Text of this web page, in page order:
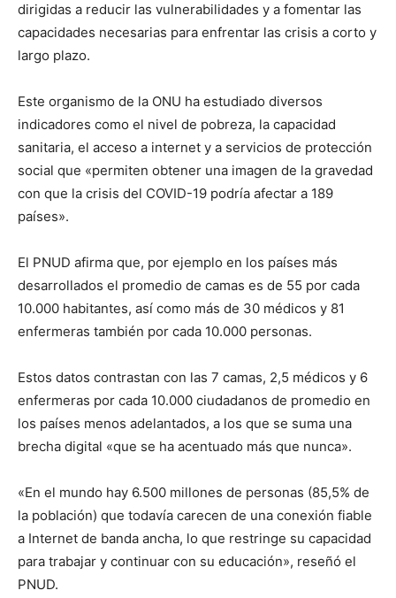
dirigidas a reducir las vulnerabilidades y a fomentar las
capacidades necesarias para enfrentar las crisis a corto y
largo plazo.
Este organismo de la ONU ha estudiado diversos
indicadores como el nivel de pobreza, la capacidad
sanitaria, el acceso a internet y a servicios de protección
social que «permiten obtener una imagen de la gravedad
con que la crisis del COVID-19 podría afectar a 189
países».
El PNUD afirma que, por ejemplo en los países más
desarrollados el promedio de camas es de 55 por cada
10.000 habitantes, así como más de 30 médicos y 81
enfermeras también por cada 10.000 personas.
Estos datos contrastan con las 7 camas, 2,5 médicos y 6
enfermeras por cada 10.000 ciudadanos de promedio en
los países menos adelantados, a los que se suma una
brecha digital «que se ha acentuado más que nunca».
«En el mundo hay 6.500 millones de personas (85,5% de
la población) que todavía carecen de una conexión fiable
a Internet de banda ancha, lo que restringe su capacidad
para trabajar y continuar con su educación», reseñó el
PNUD.